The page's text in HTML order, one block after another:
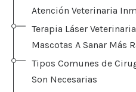
Atención Veterinaria
Terapia Láser
Mascotas A Sanar Más
Tipos Comunes de
Son Necesarias